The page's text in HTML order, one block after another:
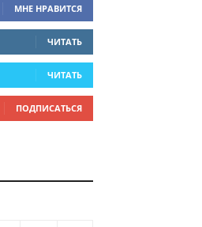
МНЕ НРАВИТСЯ
ЧИТАТЬ
ЧИТАТЬ
ПОДПИСАТЬСЯ